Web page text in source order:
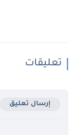
تعليقات
إرسال تعليق